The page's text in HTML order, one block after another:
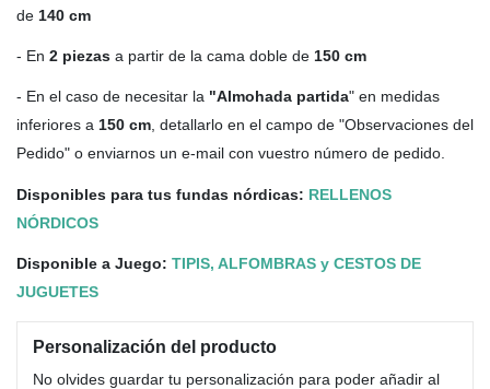
de 140 cm
- En 2 piezas a partir de la cama doble de 150 cm
- En el caso de necesitar la "Almohada partida" en medidas
inferiores a 150 cm, detallarlo en el campo de "Observaciones del
Pedido" o enviarnos un e-mail con vuestro número de pedido.
Disponibles para tus fundas nórdicas: RELLENOS
NÓRDICOS
Disponible a Juego: TIPIS, ALFOMBRAS y CESTOS DE
JUGUETES
Personalización del producto
No olvides guardar tu personalización para poder añadir al